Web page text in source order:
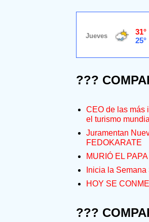
???
CEO de las más
el turismo mundial
Juramentan
FEDOKARATE
MURIÓ EL
Inicia la
HOY SE
???